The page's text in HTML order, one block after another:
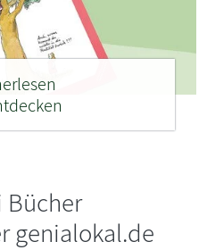
Bücher
genialokal.de